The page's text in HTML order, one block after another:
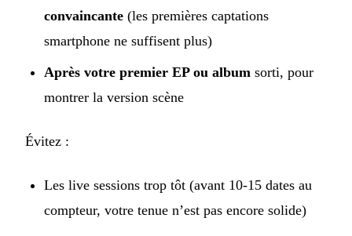
convaincante (les premières captations
smartphone ne suffisent plus)
Après votre premier EP ou album sorti, pour
montrer la version scène
Évitez :
Les live sessions trop tôt (avant 10-15 dates au
compteur, votre tenue n’est pas encore solide)